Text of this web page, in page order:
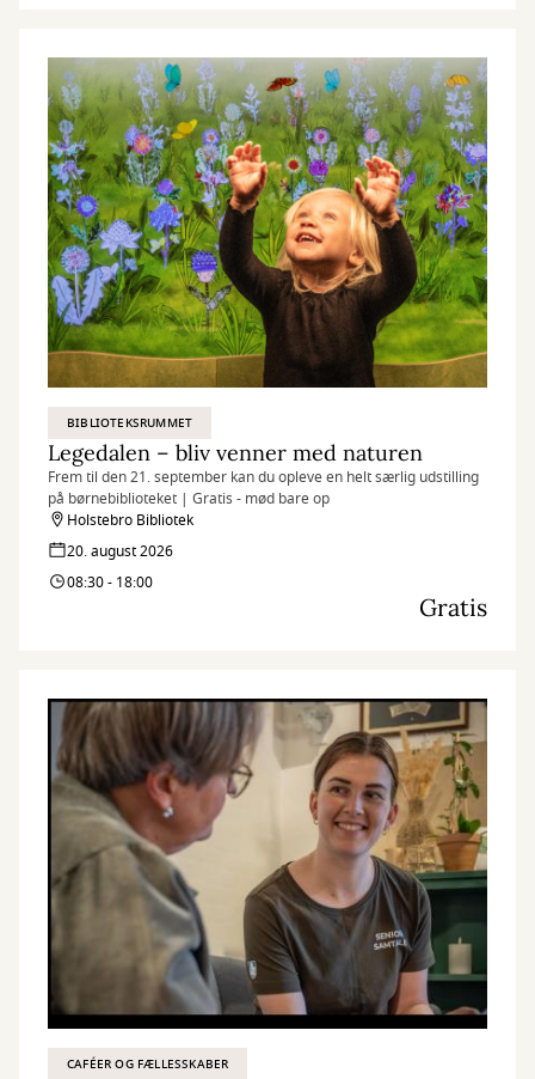
BIBLIOTEKSRUMMET
Legedalen – bliv venner med naturen
Frem til den 21. september kan du opleve en helt særlig udstilling
på børnebiblioteket | Gratis - mød bare op
Holstebro Bibliotek
20. august 2026
08:30 - 18:00
Gratis
CAFÉER OG FÆLLESSKABER